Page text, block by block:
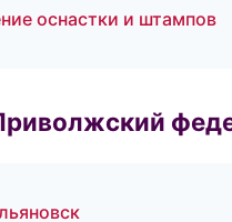
оснастки и штампов